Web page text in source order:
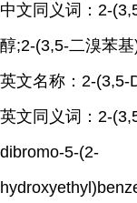
中文同义词：2-
醇;2-(3,5-二溴苯
英文名称：2-(3,5-
英文同义词：2-
dibromo-5-(2-